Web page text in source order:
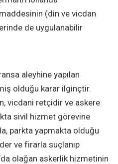
(din ve vicdan
de uygulanabilir
aleyhine yapılan
olduğu karar ilginçtir.
vicdani retçidir ve askere
sivil hizmet görevine
parkta yapmakta olduğu
ve firarla suçlanıp
olağan askerlik hizmetinin